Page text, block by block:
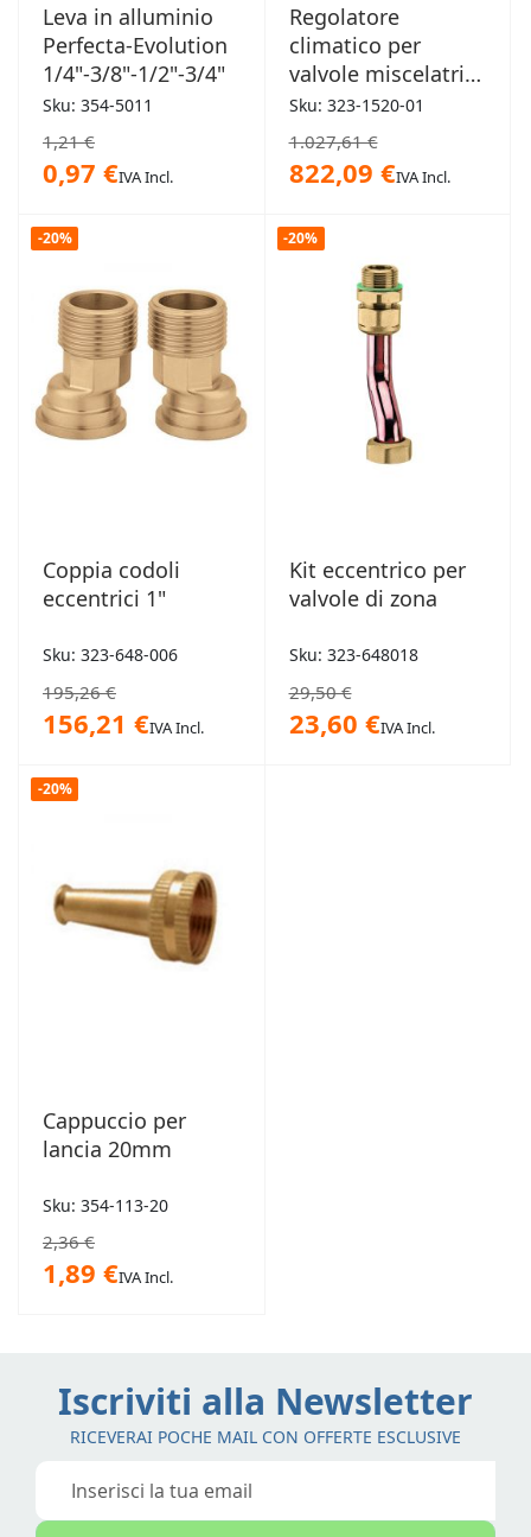
Leva in alluminio
Perfecta-Evolution
1/4"-3/8"-1/2"-3/4"
Sku: 354-5011
1,21 €
0,97 €IVA Incl.
Regolatore
climatico per
valvole miscelatrici
1 canale
Sku: 323-1520-01
1.027,61 €
822,09 €IVA Incl.
-20%
Coppia codoli
eccentrici 1"
Sku: 323-648-006
195,26 €
156,21 €IVA Incl.
-20%
Kit eccentrico per
valvole di zona
Sku: 323-648018
29,50 €
23,60 €IVA Incl.
-20%
Cappuccio per
lancia 20mm
Sku: 354-113-20
2,36 €
1,89 €IVA Incl.
Iscriviti alla Newsletter
RICEVERAI POCHE MAIL CON OFFERTE ESCLUSIVE
nostra